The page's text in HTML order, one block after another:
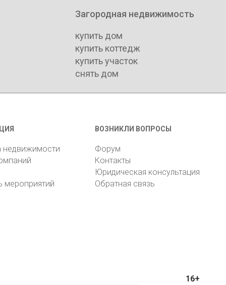
Загородная недвижимость
купить дом
купить коттедж
купить участок
снять дом
недвижимости
мероприятий
ВОЗНИКЛИ ВОПРОСЫ
Форум
Контакты
Юридическая консультация
Обратная связь
16+